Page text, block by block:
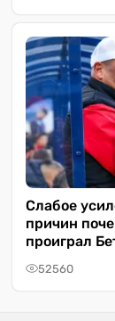
Слабое
причин
проиграл
52560